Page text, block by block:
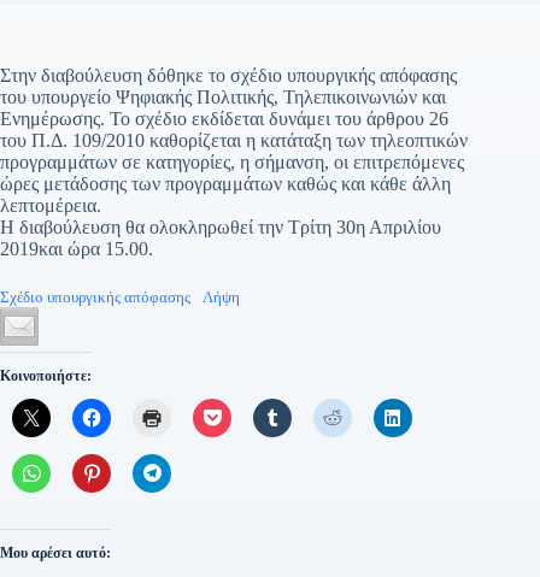
Στην διαβούλευση δόθηκε το σχέδιο υπουργικής απόφασης
του υπουργείο Ψηφιακής Πολιτικής, Τηλεπικοινωνιών και
Ενημέρωσης. Το σχέδιο εκδίδεται δυνάμει του άρθρου 26
του Π.Δ. 109/2010 καθορίζεται η κατάταξη των τηλεοπτικών
προγραμμάτων σε κατηγορίες, η σήμανση, οι επιτρεπόμενες
ώρες μετάδοσης των προγραμμάτων καθώς και κάθε άλλη
λεπτομέρεια.
Η διαβούλευση θα ολοκληρωθεί την Τρίτη 30η Απριλίου
2019και ώρα 15.00.
Σχέδιο υπουργικής απόφασης Λήψη
Κοινοποιήστε:
Μου αρέσει αυτό: